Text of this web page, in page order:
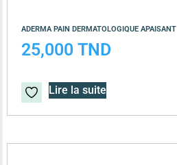
ADERMA PAIN DERMATOLOGIQUE APAISANT
25,000 TND
Lire la suite